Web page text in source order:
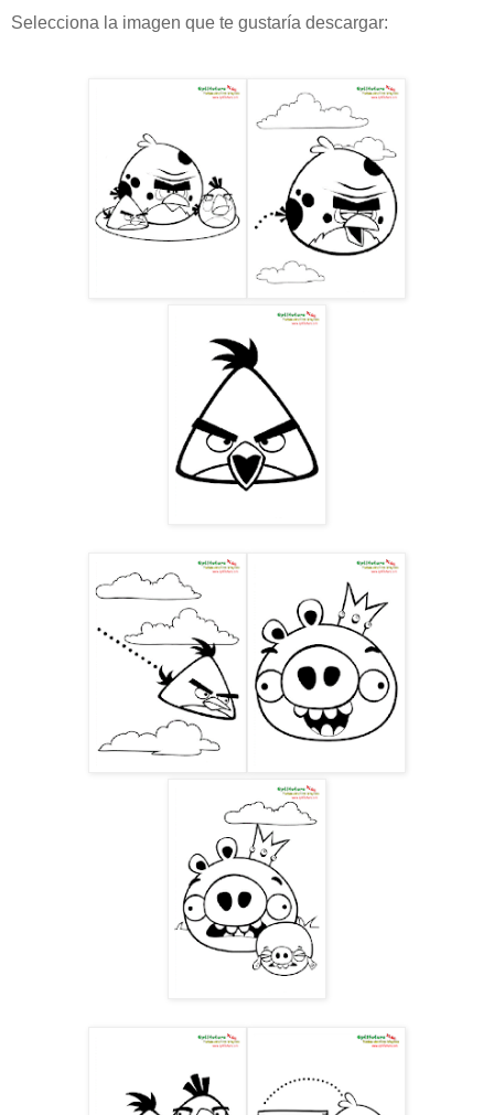
Selecciona la imagen que te gustaría descargar: